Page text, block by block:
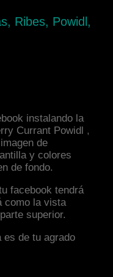
Ribes, Powidl,
instalando la
Currant Powidl ,
de
y colores
de fondo.
facebook tendrá
como la vista
superior.
es de tu agrado